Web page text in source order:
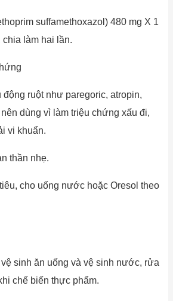
suffamethoxazol) 480 mg X 1
làm hai lần.
ruột như paregoric, atropin,
dùng vì làm triệu chứng xấu đi,
vi khuẩn.
thần nhẹ.
cho uống nước hoặc Oresol theo
sinh ăn uống và vệ sinh nước, rửa
chế biến thực phẩm.